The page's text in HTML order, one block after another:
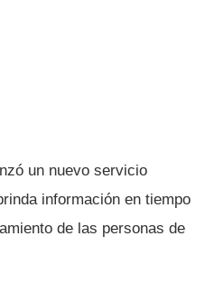
un nuevo servicio
información en tiempo
de las personas de